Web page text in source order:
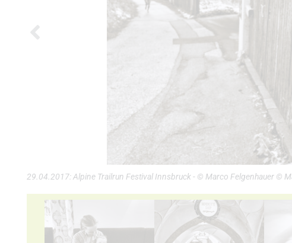
29.04.2017: Alpine Trailrun Festival Innsbruck - © Marco Felgenhauer ©